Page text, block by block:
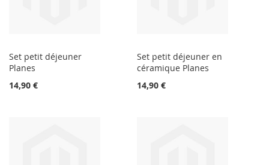
Set petit déjeuner
Planes
14,90 €
Set petit déjeuner en
céramique Planes
14,90 €